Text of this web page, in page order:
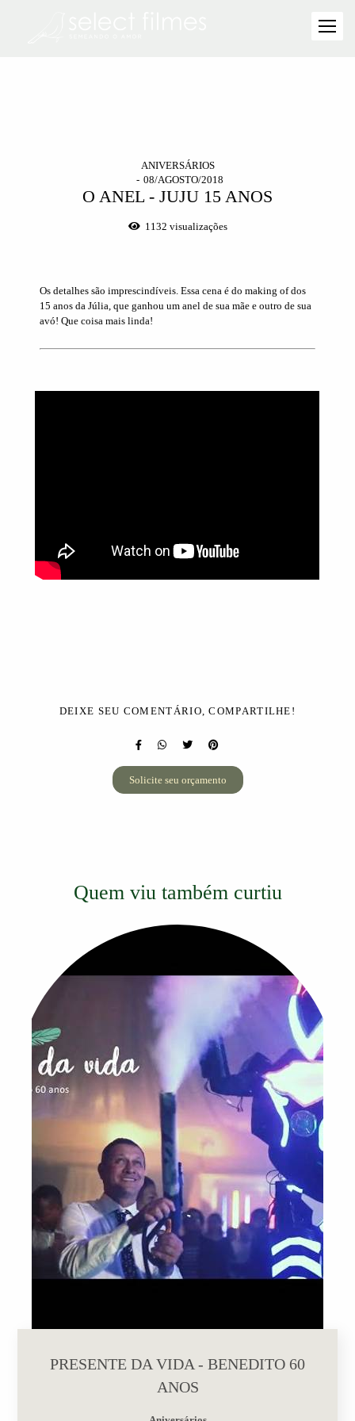
ANIVERSÁRIOS
08/AGOSTO/2018
O ANEL - JUJU 15 ANOS
1132 visualizações
Os detalhes são imprescindíveis. Essa cena é do making of dos
15 anos da Júlia, que ganhou um anel de sua mãe e outro de sua
avó! Que coisa mais linda!
DEIXE SEU COMENTÁRIO, COMPARTILHE!
Solicite seu orçamento
Quem viu também curtiu
PRESENTE DA VIDA - BENEDITO 60
ANOS